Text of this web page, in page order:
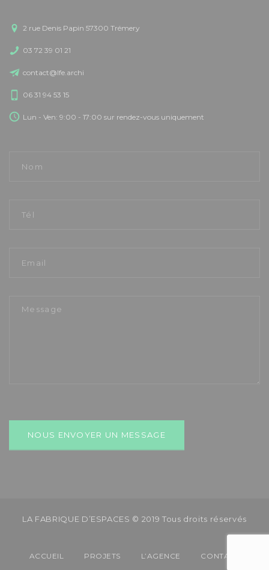
2 rue Denis Papin 57300 Trémery
03 72 39 01 21
contact@lfe.archi
06 31 94 53 15
Lun - Ven: 9:00 - 17:00 sur rendez-vous uniquement
LA FABRIQUE D’ESPACES © 2019 Tous droits réservés
ACCUEIL PROJETS L’AGENCE CONTACT